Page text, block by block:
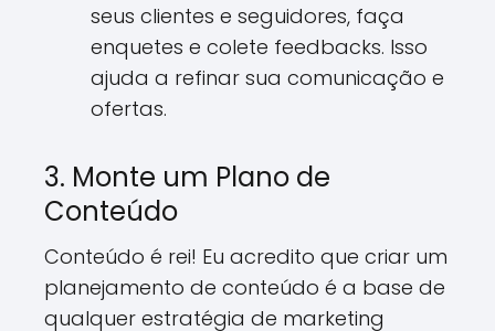
seus clientes e seguidores, faça
enquetes e colete feedbacks. Isso
ajuda a refinar sua comunicação e
ofertas.
3. Monte um Plano de
Conteúdo
Conteúdo é rei! Eu acredito que criar um
planejamento de conteúdo é a base de
qualquer estratégia de marketing